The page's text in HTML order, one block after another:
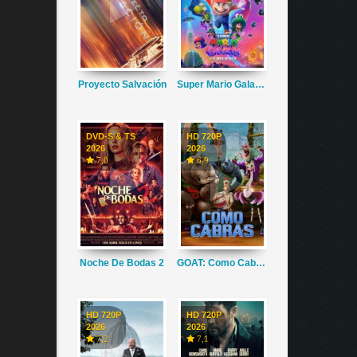
Proyecto Salvación Super Mario Galaxy La Película
DVD-S & TS
2026
7,0
Noche De Bodas 2
HD 720P
2026
6,9
GOAT: Como Cabras
HD 720P
2026
7,2
HD 720P
2026
7,1